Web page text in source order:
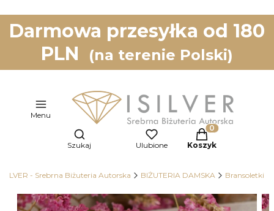
Darmowa przesyłka od 180
PLN
(na terenie Polski)
Menu
Otwórz wyszukiwarkę
Szukaj Ulubione
Produkty w
Koszyk
ISILVER - Srebrna Biżuteria Autorska BIŻUTERIA DAMSKA Bransoletki